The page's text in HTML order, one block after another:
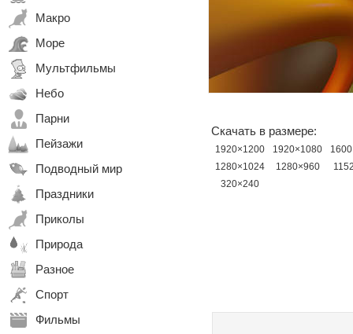
Макро
Море
Мультфильмы
Небо
Парни
Пейзажи
Подводный мир
Праздники
Приколы
Природа
Разное
Спорт
Фильмы
Скачать в размере:
1920×1200 1920×1080
1280×1024
1280×960
320×240